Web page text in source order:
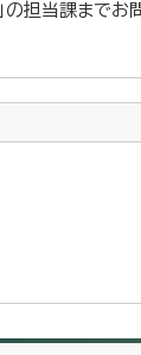
担当課までお